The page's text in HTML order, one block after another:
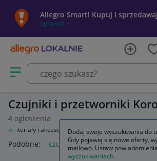
Allegro Smart! Kupuj i
Sprawdź »
Otwórz menu z kategoriami
Czujniki i przetworniki
4 ogłoszenia
Materiały i akcesoria Automatyka przemysłowa
Podobne: czujniki i przetworniki
Dodaj swoje wyszukiwania do
Gdy pojawią się nowe oferty,
mailowo. Ustaw
wyszukiwaniach.